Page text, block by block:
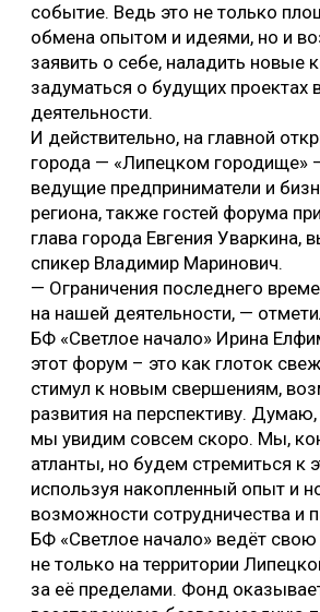
событие. Ведь это не только
обмена опытом и идеями, но и
заявить о себе, наладить новые
задуматься о будущих проектах
деятельности.
И действительно, на главной
города — «Липецком городище»
ведущие предприниматели и
региона, также гостей форума
глава города Евгения Уваркина,
спикер Владимир Маринович.
— Ограничения последнего
на нашей деятельности, —
БФ «Светлое начало» Ирина
этот форум – это как глоток
стимул к новым свершениям,
развития на перспективу.
мы увидим совсем скоро. Мы,
атланты, но будем стремиться к
используя накопленный опыт и
возможности сотрудничества и
БФ «Светлое начало» ведёт свою
не только на территории
за её пределами. Фонд